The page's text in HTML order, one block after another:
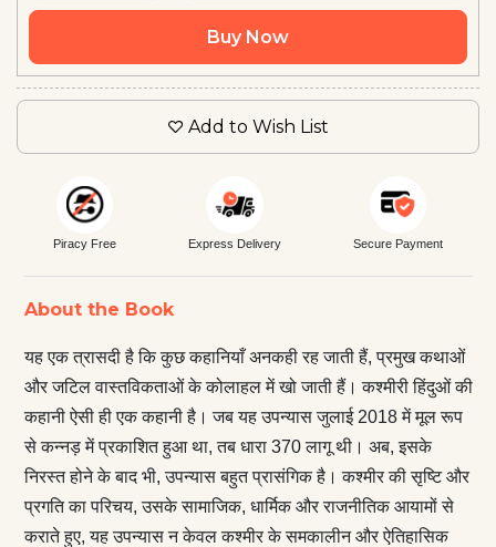
Buy Now
Add to Wish List
Piracy Free Express Delivery Secure Payment
About the Book
यह एक त्रासदी है कि कुछ कहानियाँ अनकही रह जाती हैं, प्रमुख कथाओं
और जटिल वास्तविकताओं के कोलाहल में खो जाती हैं। कश्मीरी हिंदुओं की
कहानी ऐसी ही एक कहानी है। जब यह उपन्यास जुलाई 2018 में मूल रूप
से कन्नड़ में प्रकाशित हुआ था, तब धारा 370 लागू थी। अब, इसके
निरस्त होने के बाद भी, उपन्यास बहुत प्रासंगिक है। कश्मीर की सृष्टि और
प्रगति का परिचय, उसके सामाजिक, धार्मिक और राजनीतिक आयामों से
कराते हुए, यह उपन्यास न केवल कश्मीर के समकालीन और ऐतिहासिक